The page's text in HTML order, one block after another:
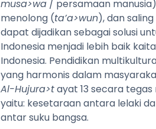
musa>wa / persamaan
menolong (ta’a>wun), dan
dapat dijadikan sebagai solusi
Indonesia menjadi lebih baik
Indonesia. Pendidikan
yang harmonis dalam
Al-Hujura>tayat 13 secara
yaitu: kesetaraan antara lelaki
antar suku bangsa.